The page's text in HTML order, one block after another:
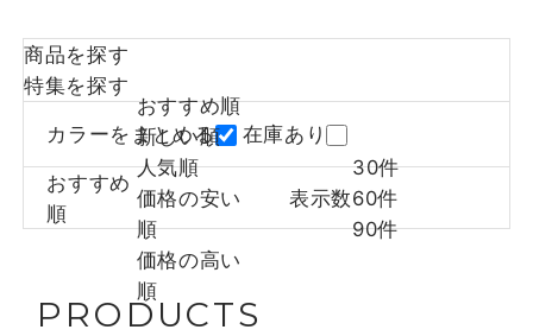
商品を探す
特集を探す
カラーをまとめる 在庫あり
おすすめ
順
おすすめ順
新しい順
人気順
価格の安い
順
価格の高い
順
表示数
30件
60件
90件
PRODUCTS